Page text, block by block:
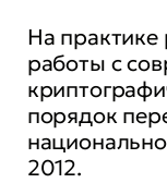
На практике
работы с
порядок
2012.